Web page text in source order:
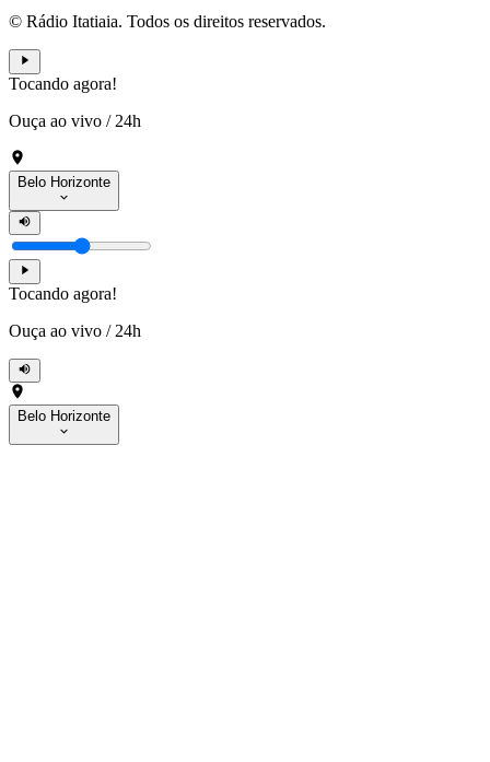
© Rádio Itatiaia. Todos os direitos reservados.
Tocando agora!
Ouça ao vivo / 24h
Belo Horizonte
Tocando agora!
Ouça ao vivo / 24h
Belo Horizonte